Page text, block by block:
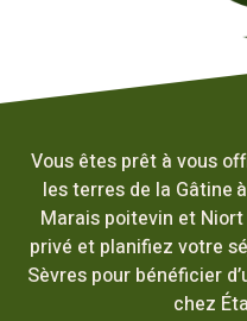
Vous êtes prêt à vous
les terres de la Gâtine
Marais poitevin et
privé et planifiez votre
Sèvres pour bénéficier
chez